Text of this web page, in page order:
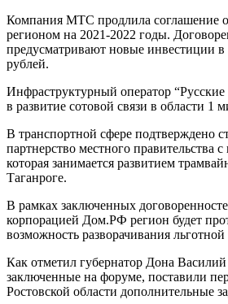
Компания МТС продлила соглашение о
регионом на 2021-2022 годы.
предусматривают новые инвестиции в
рублей.
Инфраструктурный оператор
в развитие сотовой связи в области 1
В транспортной сфере подтверждено
партнерство местного правительства
которая занимается развитием
Таганроге.
В рамках заключенных
корпорацией Дом.РФ регион будет
возможность разворачивания
Как отметил губернатор Дона
заключенные на форуме, поставили
Ростовской области дополнительные